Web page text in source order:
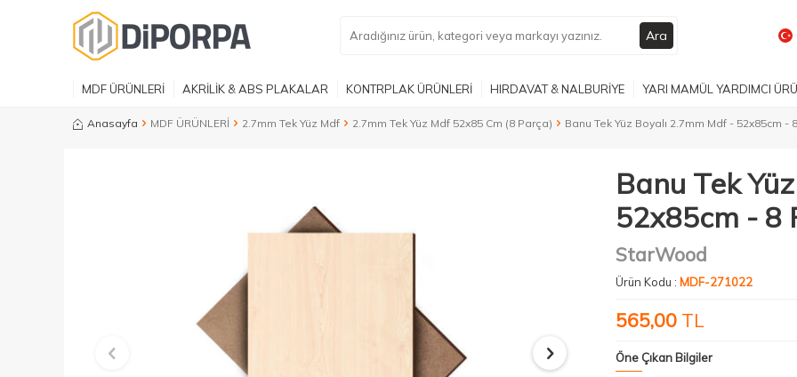
Ara
MDF ÜRÜNLERİ AKRİLİK & ABS PLAKALAR KONTRPLAK ÜRÜNLERİ HIRDAVAT & NALBURİYE YARI MAMÜL YARDIMCI
Anasayfa MDF ÜRÜNLERİ 2.7mm Tek Yüz Mdf 2.7mm Tek Yüz Mdf 52x85 Cm (8 Parça) Banu Tek Yüz Boyalı 2.7mm Mdf - 52x85cm -
Banu Tek
52x85cm - 8
StarWood
Ürün Kodu : MDF-271022
565,00 TL
Öne Çıkan Bilgiler